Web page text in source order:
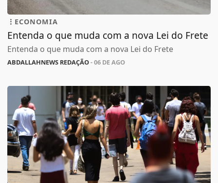
ECONOMIA
Entenda o que muda com a nova Lei do Frete
Entenda o que muda com a nova Lei do Frete
ABDALLAHNEWS REDAÇÃO- 06 DE AGO